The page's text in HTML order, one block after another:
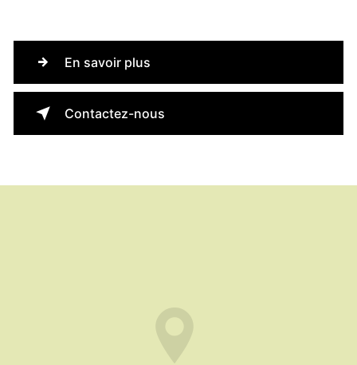
En savoir plus
Contactez-nous